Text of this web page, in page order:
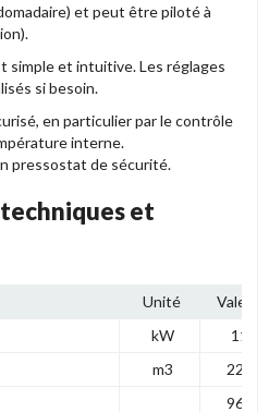
et peut être piloté à
simple et intuitive. Les réglages
si besoin.
en particulier par le contrôle
interne.
pressostat de sécurité.
et
Unité
Valeur
kW
11
m3
220
960